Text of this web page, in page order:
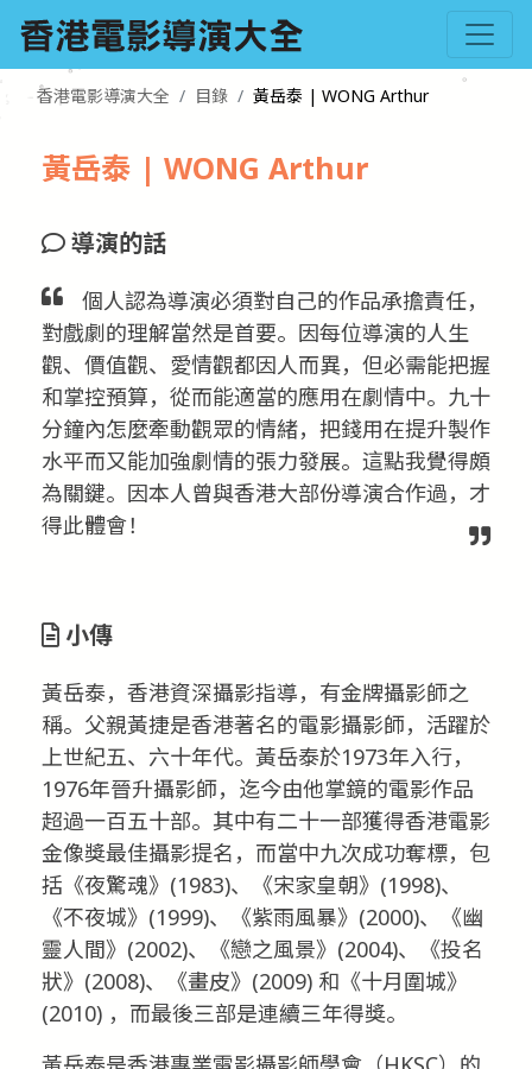
香港電影導演大全 目錄 黃岳泰 | WONG Arthur
黃岳泰 | WONG Arthur
導演的話
個人認為導演必須對自己的作品承擔責任，
對戲劇的理解當然是首要。因每位導演的人生
觀、價值觀、愛情觀都因人而異，但必需能把握
和掌控預算，從而能適當的應用在劇情中。九十
分鐘內怎麼牽動觀眾的情緒，把錢用在提升製作
水平而又能加強劇情的張力發展。這點我覺得頗
為關鍵。因本人曾與香港大部份導演合作過，才
得此體會！
小傳
黃岳泰，香港資深攝影指導，有金牌攝影師之
稱。父親黃捷是香港著名的電影攝影師，活躍於
上世紀五、六十年代。黃岳泰於1973年入行，
1976年晉升攝影師，迄今由他掌鏡的電影作品
超過一百五十部。其中有二十一部獲得香港電影
金像獎最佳攝影提名，而當中九次成功奪標，包
括《夜驚魂》(1983)、《宋家皇朝》(1998)、
《不夜城》(1999)、《紫雨風暴》(2000)、《幽
靈人間》(2002)、《戀之風景》(2004)、《投名
狀》(2008)、《畫皮》(2009) 和《十月圍城》
(2010) ，而最後三部是連續三年得獎。